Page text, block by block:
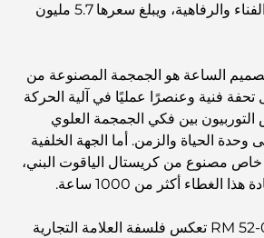
رياضية في دبي هيلز: اللياقة البدنية في أبهى
الطعام الفاخر في نخلة جميرا
إفطار في منطقة الخليج التجاري، دبي
في دبي: رعاية صحية شاملة للجميع
فريدة تُعبر عن فكرة الفناء والرفاهية، ويبلغ سعرها 5.7 مليون
الساعة هو الجمجمة المصنوعة من
تحفة فنية وعنصرًا عمليًا في آلية الحركة
بين فكي الجمجمة العلوي
وحدة الحياة والزمن. أما الجهة الخلفية
خاص مصنوع من كريستال الياقوت البني،
أكثر من 1000 ساعة.
جميع جوانب ساعة RM 52-01 تعكس فلسفة العلامة التجارية